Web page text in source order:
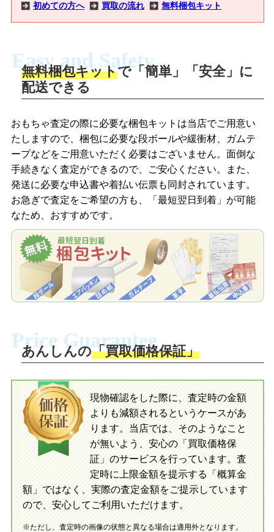
初めての方へ 買取の流れ 無料梱包キット
商品撮影
商品を撮影して、査定フォームから画像
を送信します。
梱包キットをメールで申し込み
査定結果をメールで確認し、梱包キット
を申し込みます。梱包キットは送料無料
でお届けします。
自宅でおもちゃを発送・梱包
梱包キットに同封する発送ガイドの手順
送。当店へ無料で発送いただけます。
入金完了
当店に査定したおもちゃがご到着後、ご
指定の口座に即日入金可能です。
買取の流れ 写真の撮影方法
LINEの友だち追加・査定画像を送信
「ジョニージョイLINE査定」を友だちに
追加し、スマートフォンなどのカメラで
撮影したおもちゃの写真をトーク中に送
梱包キットをLINEで申し込み
査定結果をLINEで確認し、梱包キットを
申し込みます。梱包キットは送料無料で
お届けします。
自宅でおもちゃを発送・梱包
ださい。お電話にて集荷依頼を行い発
送。当店へ無料で発送いただけます。
当店に査定したおもちゃがご到着後、ご
指定の口座に即日入金可能です。
初めての方へ LINE査定の流れ 写真の撮影方法
Easy and Safety
無料梱包キットで「簡単」「安全」に
配送できる
おもちゃ査定の際に必要な梱包キットは当店でご用意い
たしますので、梱包に必要な段ボールや緩衝材、ガムテ
ープなどをご用意いただく必要はございません。面倒な
手続きなく査定ができるので、ご安心ください。また、
発送に必要な申込書や着払い伝票も同封されています。
お急ぎで査定をご希望の方も、「最短翌日到着」が可能
なため、おすすめです。
Price Guarantee
あんしんの「買取価格保証」
現物確認をした際に、査定時の金額
よりも減額されるというケースがあ
ります。当店では、そのようなこと
が無いよう、安心の「買取価格保
証」のサービスを行っています。査
定時に上限金額を提示する「概算金
額」ではなく、実際の査定金額をご提示しています
ので、安心してご利用いただけます。
※ただし、査定時の画像の状態と異なる場合は適用外となります。